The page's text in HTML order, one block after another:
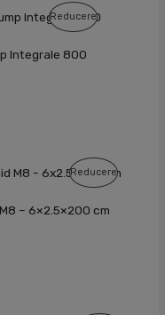
ReducereProdus
Integrale 800
ReducereProdus
– 6×2.5×200 cm